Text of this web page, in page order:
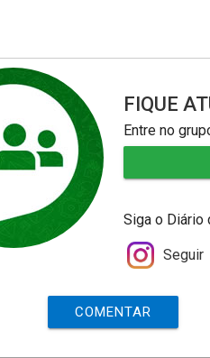
FIQUE
Entre no
Siga o Diário
Seguir
COMENTAR